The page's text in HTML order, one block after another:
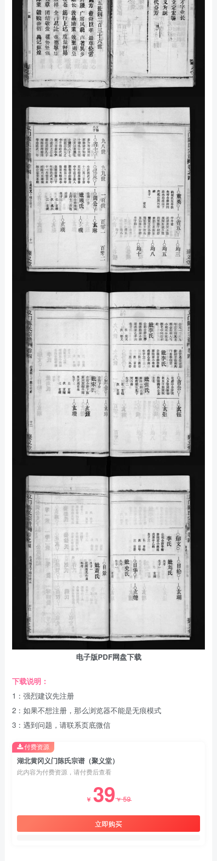
电子版PDF网盘下载
下载说明：
1：强烈建议先注册
2：如果不想注册，那么浏览器不能是无痕模式
3：遇到问题，请联系页底微信
湖北黄冈义门陈氏宗谱（聚义堂）
此内容为付费资源，请付费后查看
￥ 39￥59
立即购买
付费资源